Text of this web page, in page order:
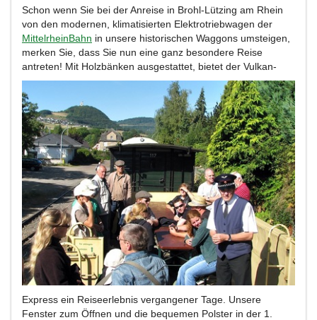
Schon wenn Sie bei der Anreise in Brohl-Lützing am Rhein
von den modernen, klimatisierten Elektrotriebwagen der
MittelrheinBahn in unsere historischen Waggons umsteigen,
merken Sie, dass Sie nun eine ganz besondere Reise
antreten! Mit Holzbänken ausgestattet, bietet der Vulkan-
Express ein Reiseerlebnis vergangener Tage. Unsere
Fenster zum Öffnen und die bequemen Polster in der 1.